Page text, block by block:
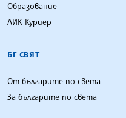
Образование
ЛИК Куриер
БГ СВЯТ
От българите по света
За българите по света